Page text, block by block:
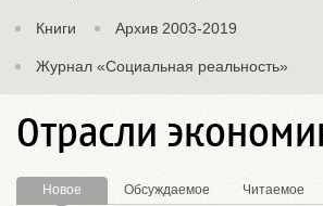
Книги Архив 2003-2019
Журнал «Социальная реальность»
Отрасли
Новое Обсуждаемое Читаемое